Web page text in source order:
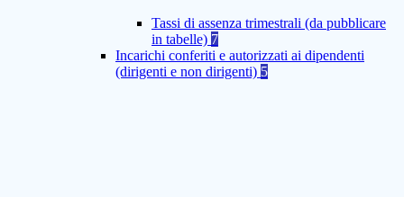
Tassi di assenza trimestrali (da pubblicare
in tabelle) 7
Incarichi conferiti e autorizzati ai dipendenti
(dirigenti e non dirigenti) 5